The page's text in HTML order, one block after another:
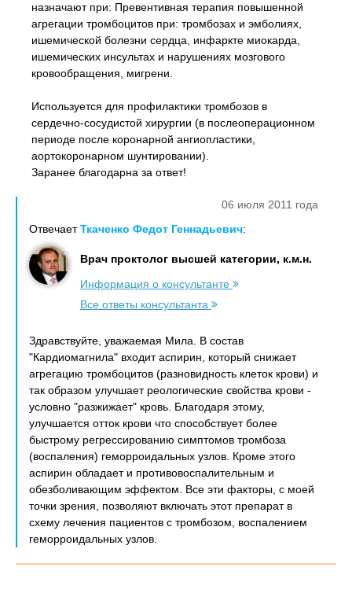
назначают при: Превентивная терапия повышенной
агрегации тромбоцитов при: тромбозах и эмболиях,
ишемической болезни сердца, инфаркте миокарда,
ишемических инсультах и нарушениях мозгового
кровообращения, мигрени.
Используется для профилактики тромбозов в
сердечно-сосудистой хирургии (в послеоперационном
периоде после коронарной ангиопластики,
аортокоронарном шунтировании).
Заранее благодарна за ответ!
06 июля 2011 года
ОтвечаетТкаченко Федот Геннадьевич:
Врач проктолог высшей категории, к.м.н.
Информация о консультанте
Все ответы консультанта
Здравствуйте, уважаемая Мила. В состав
"Кардиомагнила" входит аспирин, который снижает
агрегацию тромбоцитов (разновидность клеток крови) и
так образом улучшает реологические свойства крови -
условно "разжижает" кровь. Благодаря этому,
улучшается отток крови что способствует более
быстрому регрессированию симптомов тромбоза
(воспаления) геморроидальных узлов. Кроме этого
аспирин обладает и противовоспалительным и
обезболивающим эффектом. Все эти факторы, с моей
точки зрения, позволяют включать этот препарат в
схему лечения пациентов с тромбозом, воспалением
геморроидальных узлов.